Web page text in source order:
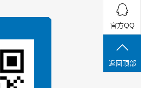
官方QQ
返回顶部